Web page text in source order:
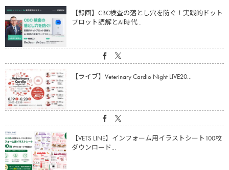
【録画】CBC検査の落とし穴を防ぐ！実践的ドット
プロット読解とAI時代...
【ライブ】Veterinary Cardio Night LIVE20...
【VETS LINE】インフォーム用イラストシート100枚
ダウンロード...